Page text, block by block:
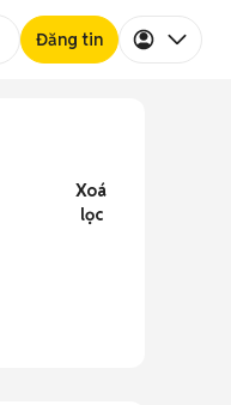
Đăng tin
Xoá
lọc